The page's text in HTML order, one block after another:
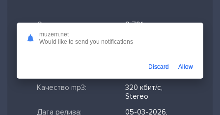
Скачано:
2 791
Формат:
MP3
1.58 МБ
Качество mp3:
320 кбит/с,
Stereo
Дата релиза:
05-03-2026,
muzem.net
Would like to send you notifications
Discard Allow